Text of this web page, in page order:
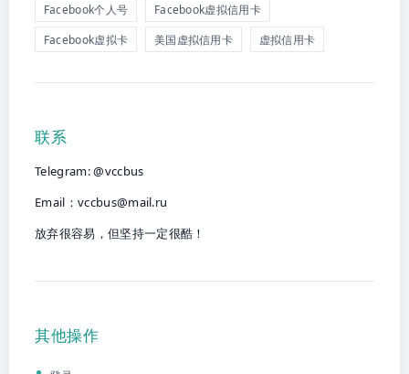
Facebook个人号
Facebook虚拟信用卡
Facebook虚拟卡
美国虚拟信用卡 虚拟信用卡
联系
Telegram: @vccbus
Email： vccbus@mail.ru
放弃很容易，但坚持一定很酷！
其他操作